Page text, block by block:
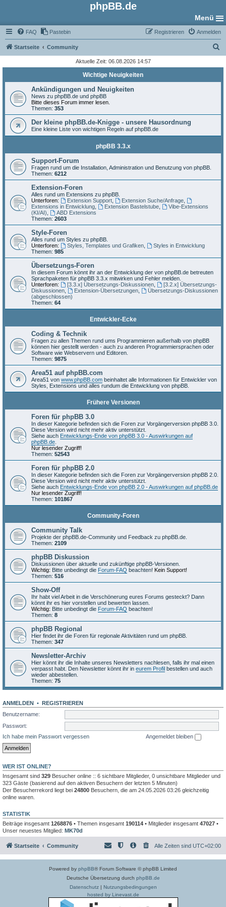
phpBB.de
Menü
FAQ Pastebin Anmelden
Registrieren
Startseite Community
h
Aktuelle Zeit: 06.08.2026 14:57
Wichtige Neuigkeiten
Ankündigungen und Neuigkeiten
News zu phpBB.de und phpBB
Bitte dieses Forum immer lesen.
Themen: 353
Der kleine phpBB.de-Knigge - unsere Hausordnung
Eine kleine Liste von wichtigen Regeln auf phpBB.de
phpBB 3.3.x
Support-Forum
Fragen rund um die Installation, Administration und Benutzung von phpBB.
Themen: 6212
Extension-Foren
Alles rund um Extensions zu phpBB.
Unterforen:
Extension Support, Extension Suche/Anfrage,
Extensions in Entwicklung
Extension Bastelstube,
Vibe-Extensions
(KI/AI)
ABD Extensions
Themen: 2603
Style-Foren
Alles rund um Styles zu phpBB.
Unterforen:
Styles, Templates und Grafiken,
Styles in Entwicklung
Themen: 985
Übersetzungs-Foren
In diesem Forum könnt ihr an der Entwicklung der von phpBB.de betreuten
Sprachpaketen für phpBB 3.3.x mitwirken und Fehler melden.
Unterforen:
[3.3.x] Übersetzungs-Diskussionen,
[3.2.x] Übersetzungs-
Diskussionen
Extension-Übersetzungen,
Übersetzungs-Diskussionen
(abgeschlossen)
Themen: 64
Entwickler-Ecke
Coding & Technik
Fragen zu allen Themen rund ums Programmieren außerhalb von phpBB
können hier gestellt werden - auch zu anderen Programmiersprachen oder
Software wie Webservern und Editoren.
Themen: 9875
Area51 auf phpBB.com
Area51 von www.phpBB.com beinhaltet alle Informationen für Entwickler von
Styles, Extensions und alles rundum die Entwicklung von phpBB.
Frühere Versionen
Foren für phpBB 3.0
In dieser Kategorie befinden sich die Foren zur Vorgängerversion phpBB 3.0.
Diese Version wird nicht mehr aktiv unterstützt.
Siehe auch Entwicklungs-Ende von phpBB 3.0 - Auswirkungen auf
phpBB.de
Nur lesender Zugriff!
Themen: 52543
Foren für phpBB 2.0
In dieser Kategorie befinden sich die Foren zur Vorgängerversion phpBB 2.0.
Diese Version wird nicht mehr aktiv unterstützt.
Siehe auch Entwicklungs-Ende von phpBB 2.0 - Auswirkungen auf phpBB.de
Nur lesender Zugriff!
Themen: 101867
Community-Foren
Community Talk
Projekte der phpBB.de-Community und Feedback zu phpBB.de.
Themen: 2109
phpBB Diskussion
Diskussionen über aktuelle und zukünftige phpBB-Versionen.
Wichtig: Bitte unbedingt die Forum-FAQ beachten! Kein Support!
Themen: 516
Show-Off
Ihr habt viel Arbeit in die Verschönerung eures Forums gesteckt? Dann
könnt ihr es hier vorstellen und bewerten lassen.
Wichtig: Bitte unbedingt die Forum-FAQ beachten!
Themen: 8
phpBB Regional
Hier findet ihr die Foren für regionale Aktivitäten rund um phpBB.
Themen: 347
Newsletter-Archiv
Hier könnt ihr die Inhalte unseres Newsletters nachlesen, falls ihr mal einen
verpasst habt. Den Newsletter könnt ihr in eurem Profil bestellen und auch
wieder abbestellen.
Themen: 75
ANMELDEN • REGISTRIEREN
Benutzername:
Passwort:
Ich habe mein Passwort vergessen
Angemeldet bleiben
WER IST ONLINE?
Insgesamt sind 329 Besucher online :: 6 sichtbare Mitglieder, 0 unsichtbare Mitglieder und
323 Gäste (basierend auf den aktiven Besuchern der letzten 5 Minuten)
Der Besucherrekord liegt bei 24800 Besuchern, die am 24.05.2026 03:26 gleichzeitig
online waren.
STATISTIK
Beiträge insgesamt 1268876 • Themen insgesamt 190114 • Mitglieder insgesamt 47027 •
Unser neuestes Mitglied: MK70d
Startseite Community Alle Zeiten sind UTC+02:00
Powered by phpBB® Forum Software © phpBB Limited
Deutsche Übersetzung durch phpBB.de
Datenschutz| Nutzungsbedingungen
hosted by Linevast.de